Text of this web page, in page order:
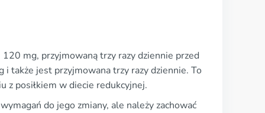
mg, przyjmowaną trzy razy dziennie przed
także jest przyjmowana trzy razy dziennie. To
z posiłkiem w diecie redukcyjnej.
do jego zmiany, ale należy zachować